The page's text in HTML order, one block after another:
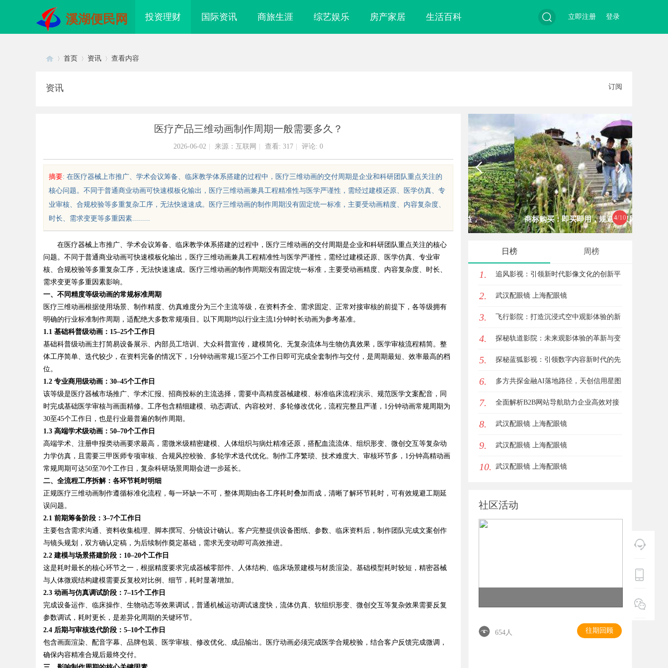
溪湖便民网 投资理财 国际资讯 商旅生涯 综艺娱乐 房产家居 生活百科 登录
立即注册
uz
!
Bo
首页 资讯 查看内容
资讯 订阅
医疗产品三维动画制作周期一般需要多久？
2026-06-02 来源：互联网 查看: 317 评论: 0
摘要: 在医疗器械上市推广、学术会议筹备、临床教学体系搭建的过程中，医疗三维动画的交付周期是企业和科研团队重点关注的
核心问题。不同于普通商业动画可快速模板化输出，医疗三维动画兼具工程精准性与医学严谨性，需经过建模还原、医学仿真、专
业审核、合规校验等多重复杂工序，无法快速速成。医疗三维动画的制作周期没有固定统一标准，主要受动画精度、内容复杂度、
时长、需求变更等多重因素.........
在医疗器械上市推广、学术会议筹备、临床教学体系搭建的过程中，医疗三维动画的交付周期是企业和科研团队重点关注的核心
问题。不同于普通商业动画可快速模板化输出，医疗三维动画兼具工程精准性与医学严谨性，需经过建模还原、医学仿真、专业审
核、合规校验等多重复杂工序，无法快速速成。医疗三维动画的制作周期没有固定统一标准，主要受动画精度、内容复杂度、时长、
需求变更等多重因素影响。
一、不同精度等级动画的常规标准周期
医疗三维动画根据使用场景、制作精度、仿真难度分为三个主流等级，在资料齐全、需求固定、正常对接审核的前提下，各等级拥有
明确的行业标准制作周期，适配绝大多数常规项目。以下周期均以行业主流1分钟时长动画为参考基准。
1.1 基础科普级动画：15–25个工作日
基础科普级动画主打简易设备展示、内部员工培训、大众科普宣传，建模简化、无复杂流体与生物仿真效果，医学审核流程精简。整
体工序简单、迭代较少，在资料完备的情况下，1分钟动画常规15至25个工作日即可完成全套制作与交付，是周期最短、效率最高的档
位。
1.2 专业商用级动画：30–45个工作日
该等级是医疗器械市场推广、学术汇报、招商投标的主流选择，需要中高精度器械建模、标准临床流程演示、规范医学文案配音，同
时完成基础医学审核与画面精修。工序包含精细建模、动态调试、内容校对、多轮修改优化，流程完整且严谨，1分钟动画常规周期为
30至45个工作日，也是行业最普遍的制作周期。
1.3 高端学术级动画：50–70个工作日
高端学术、注册申报类动画要求最高，需微米级精密建模、人体组织与病灶精准还原，搭配血流流体、组织形变、微创交互等复杂动
力学仿真，且需要三甲医师专项审核、合规风控校验、多轮学术迭代优化。制作工序繁琐、技术难度大、审核环节多，1分钟高精动画
常规周期可达50至70个工作日，复杂科研场景周期会进一步延长。
二、全流程工序拆解：各环节耗时明细
正规医疗三维动画制作遵循标准化流程，每一环缺一不可，整体周期由各工序耗时叠加而成，清晰了解环节耗时，可有效规避工期延
误问题。
2.1 前期筹备阶段：3–7个工作日
主要包含需求沟通、资料收集梳理、脚本撰写、分镜设计确认。客户完整提供设备图纸、参数、临床资料后，制作团队完成文案创作
与镜头规划，双方确认定稿，为后续制作奠定基础，需求无变动即可高效推进。
2.2 建模与场景搭建阶段：10–20个工作日
这是耗时最长的核心环节之一，根据精度要求完成器械零部件、人体结构、临床场景建模与材质渲染。基础模型耗时较短，精密器械
与人体微观结构建模需要反复校对比例、细节，耗时显著增加。
2.3 动画与仿真调试阶段：7–15个工作日
完成设备运作、临床操作、生物动态等效果调试，普通机械运动调试速度快，流体仿真、软组织形变、微创交互等复杂效果需要反复
参数调试，耗时更长，是差异化周期的关键环节。
2.4 后期与审核迭代阶段：5–10个工作日
包含画面渲染、配音字幕、品牌包装、医学审核、修改优化、成品输出。医疗动画必须完成医学合规校验，结合客户反馈完成微调，
确保内容精准合规后最终交付。
4/10
激光内雕机：开启创意之门的
助您走出法律困境
商标购买：即买即用，规避侵权风险
日榜 周榜
1. 追风影视：引领新时代影像文化的创新平
台
2. 武汉配眼镜 上海配眼镜
3. 飞行影院：打造沉浸式空中观影体验的新
革命
4. 探秘轨道影院：未来观影体验的革新与变
革
5. 探秘蓝狐影视：引领数字内容新时代的先
锋平台
6. 多方共探金融AI落地路径，天创信用星图
AI助力产业金融智能升级
7. 全面解析B2B网站导航助力企业高效对接
商机
8. 武汉配眼镜 上海配眼镜
9. 武汉配眼镜 上海配眼镜
10. 武汉配眼镜 上海配眼镜
社区活动
654人 往期回顾